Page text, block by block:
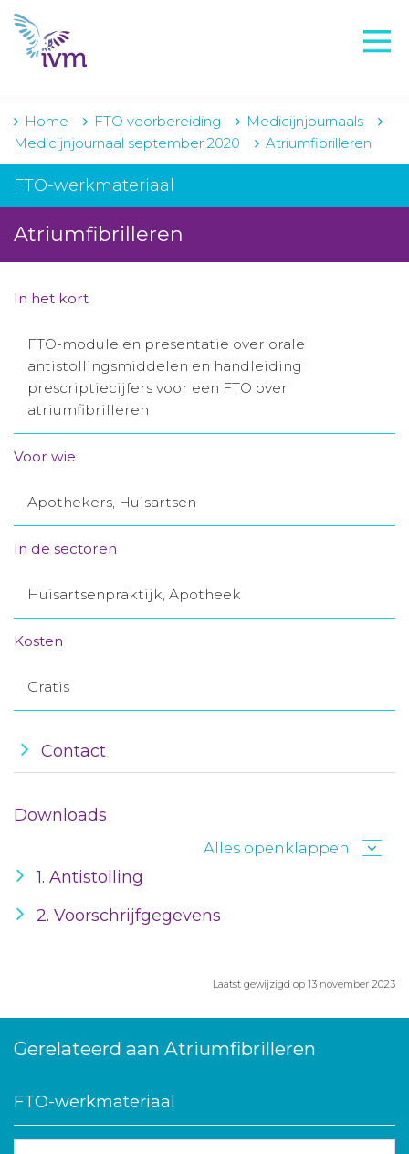
VMI
FTO voorbereiding
IVM-academie
Zorginstellingen
Voorschrijfgedrag
Projecten
Contact
Winkelwagentje
Aanmelden nieuwsbrief
Toegang leeromgeving
Home FTO voorbereiding
Medicijnjournaals
Medicijnjournaal september 2020
Atriumfibrilleren
FTO-werkmateriaal
Atriumfibrilleren
In het kort
FTO-module en presentatie over orale
antistollingsmiddelen en handleiding
prescriptiecijfers voor een FTO over
atriumfibrilleren
Voor wie
Apothekers, Huisartsen
In de sectoren
Huisartsenpraktijk, Apotheek
Kosten
Gratis
Contact
Downloads
Alles openklappen
1. Antistolling
2. Voorschrijfgegevens
Laatst gewijzigd op 13 november 2023
Gerelateerd aan Atriumfibrilleren
FTO-werkmateriaal